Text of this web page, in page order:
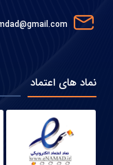
نماد های اعتماد